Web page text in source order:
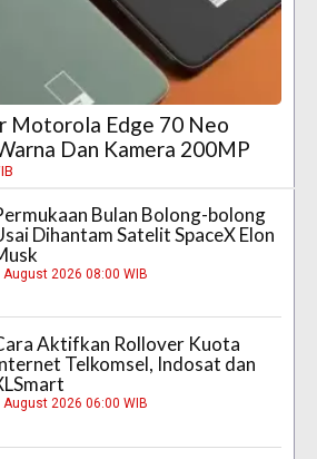
Motorola Edge 70 Neo
Dan Kamera 200MP
Bulan Bolong-bolong
Dihantam Satelit SpaceX Elon
August 2026 08:00 WIB
Aktifkan Rollover Kuota
Telkomsel, Indosat dan
August 2026 06:00 WIB